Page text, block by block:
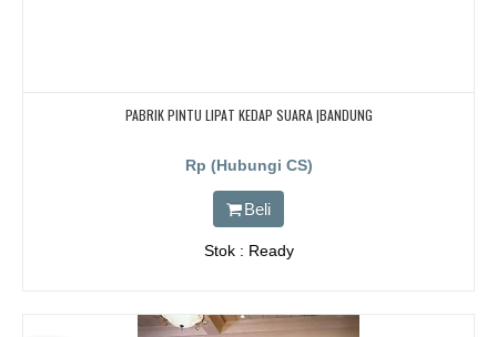
PABRIK PINTU LIPAT KEDAP SUARA |BANDUNG
Rp (Hubungi CS)
Beli
Stok : Ready